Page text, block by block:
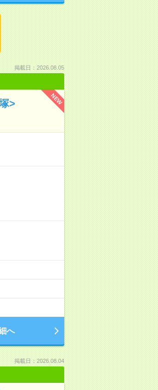
掲載日：2026.08.05
NEW
>
へ
掲載日：2026.08.04